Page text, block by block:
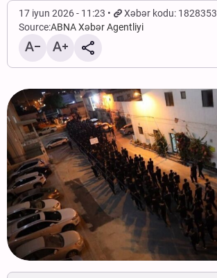
17 iyun 2026 - 11:23
Xəbər kodu: 1828353
Source:ABNA Xəbər Agentliyi